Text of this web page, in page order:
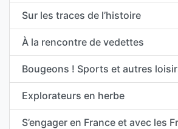
Sur les traces de l’histoire
À la rencontre de vedettes
Bougeons ! Sports et autres
Explorateurs en herbe
S’engager en France et avec les